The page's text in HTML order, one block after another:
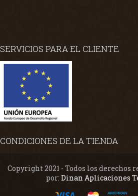
SERVICIOS PARA EL CLIENTE
CONDICIONES DE LA TIENDA
Copyright 2021 - Todos los derechos
por: Dinan Aplicaciones